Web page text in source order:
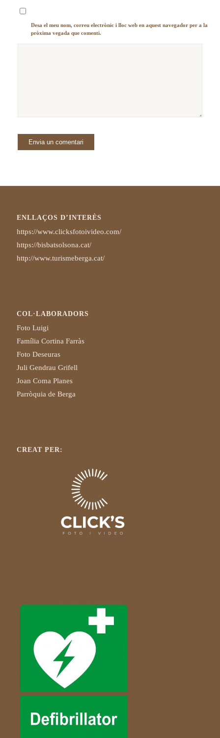
Desa el meu nom, correu electrònic i lloc web en aquest navegador per a la
pròxima vegada que comenti.
ENLLAÇOS D’INTERÈS
https://www.clicksfotoivideo.com/
https://bisbatsolsona.cat/
http://www.turismeberga.cat/
COL·LABORADORS
Foto Luigi
Família Cortina Farràs
Foto Deseuras
Juli Gendrau Grifell
Joan Coma Planes
Parròquia de Berga
CREAT PER: